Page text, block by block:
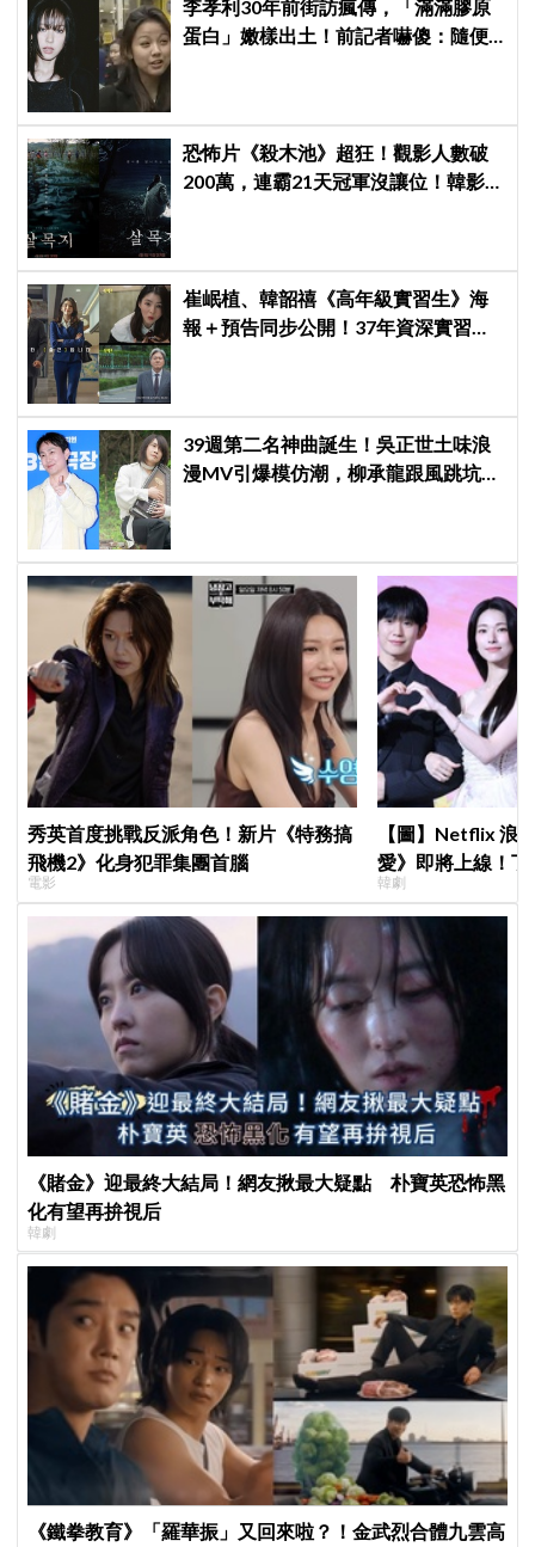
李孝利30年前街訪瘋傳，「滿滿膠原
蛋白」嫩樣出土！前記者嚇傻：隨便
恐怖片《殺木池》超狂！觀影人數破
200萬，連霸21天冠軍沒讓位！韓影恐
崔岷植、韓韶禧《高年級實習生》海
報＋預告同步公開！37年資深實習生
39週第二名神曲誕生！吳正世土味浪
漫MV引爆模仿潮，柳承龍跟風跳坑：
秀英首度挑戰反派角色！新片《特務搞
飛機2》化身犯罪集團首腦
電影
【圖】Netflix 浪
愛》即將上線！
製作發表會，甜
韓劇
《賭金》迎最終大結局！網友揪最大疑點 朴寶英恐怖黑
化有望再拚視后
韓劇
《鐵拳教育》「羅華振」又回來啦？！金武烈合體九雲高